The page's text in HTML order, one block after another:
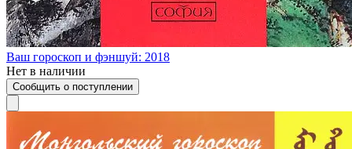
Ваш гороскоп и фэншуй: 2018
Нет в наличии
Сообщить о поступлении